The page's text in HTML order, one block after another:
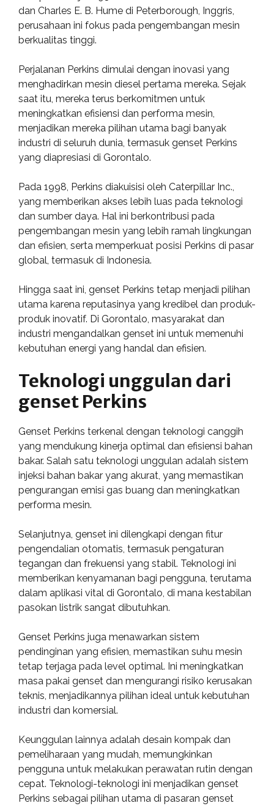
dan Charles E. B. Hume di Peterborough, Inggris,
perusahaan ini fokus pada pengembangan mesin
berkualitas tinggi.
Perjalanan Perkins dimulai dengan inovasi yang
menghadirkan mesin diesel pertama mereka. Sejak
saat itu, mereka terus berkomitmen untuk
meningkatkan efisiensi dan performa mesin,
menjadikan mereka pilihan utama bagi banyak
industri di seluruh dunia, termasuk genset Perkins
yang diapresiasi di Gorontalo.
Pada 1998, Perkins diakuisisi oleh Caterpillar Inc.,
yang memberikan akses lebih luas pada teknologi
dan sumber daya. Hal ini berkontribusi pada
pengembangan mesin yang lebih ramah lingkungan
dan efisien, serta memperkuat posisi Perkins di pasar
global, termasuk di Indonesia.
Hingga saat ini, genset Perkins tetap menjadi pilihan
utama karena reputasinya yang kredibel dan produk-
produk inovatif. Di Gorontalo, masyarakat dan
industri mengandalkan genset ini untuk memenuhi
kebutuhan energi yang handal dan efisien.
Teknologi unggulan dari
genset Perkins
Genset Perkins terkenal dengan teknologi canggih
yang mendukung kinerja optimal dan efisiensi bahan
bakar. Salah satu teknologi unggulan adalah sistem
injeksi bahan bakar yang akurat, yang memastikan
pengurangan emisi gas buang dan meningkatkan
performa mesin.
Selanjutnya, genset ini dilengkapi dengan fitur
pengendalian otomatis, termasuk pengaturan
tegangan dan frekuensi yang stabil. Teknologi ini
memberikan kenyamanan bagi pengguna, terutama
dalam aplikasi vital di Gorontalo, di mana kestabilan
pasokan listrik sangat dibutuhkan.
Genset Perkins juga menawarkan sistem
pendinginan yang efisien, memastikan suhu mesin
tetap terjaga pada level optimal. Ini meningkatkan
masa pakai genset dan mengurangi risiko kerusakan
teknis, menjadikannya pilihan ideal untuk kebutuhan
industri dan komersial.
Keunggulan lainnya adalah desain kompak dan
pemeliharaan yang mudah, memungkinkan
pengguna untuk melakukan perawatan rutin dengan
cepat. Teknologi-teknologi ini menjadikan genset
Perkins sebagai pilihan utama di pasaran genset